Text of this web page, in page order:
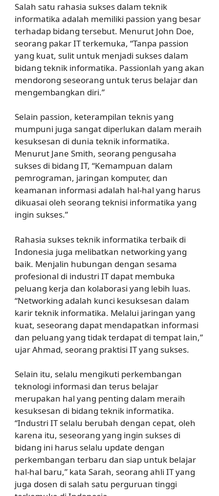
Salah satu rahasia sukses dalam teknik
informatika adalah memiliki passion yang besar
terhadap bidang tersebut. Menurut John Doe,
seorang pakar IT terkemuka, “Tanpa passion
yang kuat, sulit untuk menjadi sukses dalam
bidang teknik informatika. Passionlah yang akan
mendorong seseorang untuk terus belajar dan
mengembangkan diri.”
Selain passion, keterampilan teknis yang
mumpuni juga sangat diperlukan dalam meraih
kesuksesan di dunia teknik informatika.
Menurut Jane Smith, seorang pengusaha
sukses di bidang IT, “Kemampuan dalam
pemrograman, jaringan komputer, dan
keamanan informasi adalah hal-hal yang harus
dikuasai oleh seorang teknisi informatika yang
ingin sukses.”
Rahasia sukses teknik informatika terbaik di
Indonesia juga melibatkan networking yang
baik. Menjalin hubungan dengan sesama
profesional di industri IT dapat membuka
peluang kerja dan kolaborasi yang lebih luas.
“Networking adalah kunci kesuksesan dalam
karir teknik informatika. Melalui jaringan yang
kuat, seseorang dapat mendapatkan informasi
dan peluang yang tidak terdapat di tempat lain,”
ujar Ahmad, seorang praktisi IT yang sukses.
Selain itu, selalu mengikuti perkembangan
teknologi informasi dan terus belajar
merupakan hal yang penting dalam meraih
kesuksesan di bidang teknik informatika.
“Industri IT selalu berubah dengan cepat, oleh
karena itu, seseorang yang ingin sukses di
bidang ini harus selalu update dengan
perkembangan terbaru dan siap untuk belajar
hal-hal baru,” kata Sarah, seorang ahli IT yang
juga dosen di salah satu perguruan tinggi